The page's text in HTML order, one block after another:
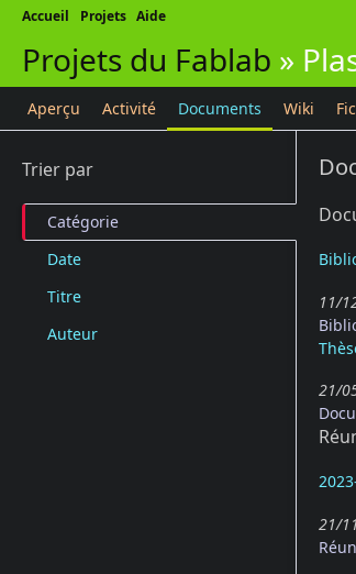
Accueil Projets Aide
Projets du Fablab »
Aperçu Activité Documents Wiki
Trier par
Catégorie
Date
Titre
Auteur
11/
21/
21/